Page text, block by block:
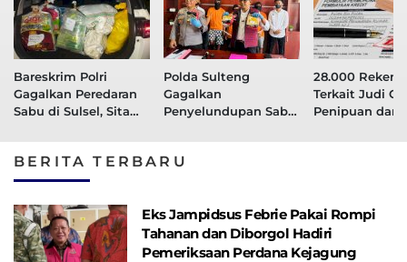
Bareskrim Polri
Gagalkan Peredaran
Sabu di Sulsel, Sita
Polda Sulteng
Gagalkan
Penyelundupan Sabu
Hidup
28.000
Terkait Judi
Penipuan dan
BERITA TERBARU
Eks Jampidsus Febrie Pakai Rompi
Tahanan dan Diborgol Hadiri
Pemeriksaan Perdana Kejagung